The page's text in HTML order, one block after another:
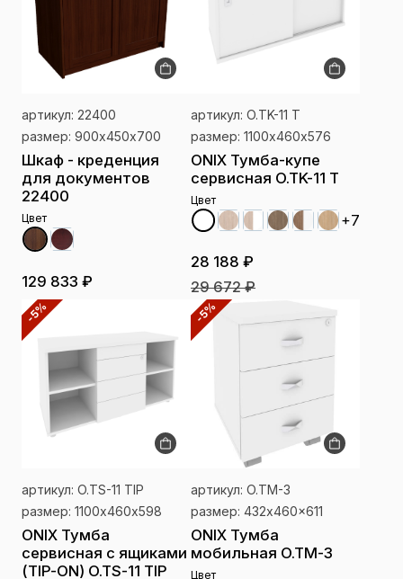
артикул: 22400
размер: 900х450х700
Шкаф - креденция
для документов
22400
Цвет
129 833 ₽
артикул: O.TK-11 T
размер: 1100х460х576
ONIX Тумба-купе
сервисная O.TK-11 T
Цвет
+7
28 188 ₽
29 672 ₽
-5%
артикул: O.TS-11 TIP
размер: 1100х460х598
ONIX Тумба
сервисная с ящиками
(TIP-ON) O.TS-11 TIP
-5%
артикул: O.TM-3
размер: 432x460x611
ONIX Тумба
мобильная O.TM-3
Цвет